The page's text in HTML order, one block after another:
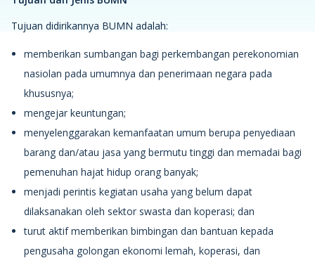
Tujuan didirikannya BUMN adalah:
memberikan sumbangan bagi perkembangan perekonomian
nasiolan pada umumnya dan penerimaan negara pada
khususnya;
mengejar keuntungan;
menyelenggarakan kemanfaatan umum berupa penyediaan
barang dan/atau jasa yang bermutu tinggi dan memadai bagi
pemenuhan hajat hidup orang banyak;
menjadi perintis kegiatan usaha yang belum dapat
dilaksanakan oleh sektor swasta dan koperasi; dan
turut aktif memberikan bimbingan dan bantuan kepada
pengusaha golongan ekonomi lemah, koperasi, dan